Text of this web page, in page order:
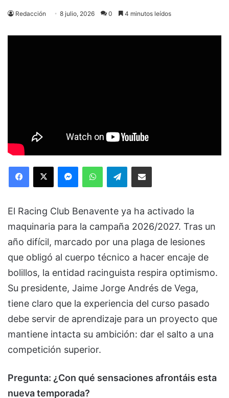
Redacción 8 julio, 2026 0 4 minutos leídos
Facebook
X MessengerWhatsAppTelegramCompartir via Email
El Racing Club Benavente ya ha activado la
maquinaria para la campaña 2026/2027. Tras un
año difícil, marcado por una plaga de lesiones
que obligó al cuerpo técnico a hacer encaje de
bolillos, la entidad racinguista respira optimismo.
Su presidente, Jaime Jorge Andrés de Vega,
tiene claro que la experiencia del curso pasado
debe servir de aprendizaje para un proyecto que
mantiene intacta su ambición: dar el salto a una
competición superior.
Pregunta: ¿Con qué sensaciones afrontáis esta
nueva temporada?